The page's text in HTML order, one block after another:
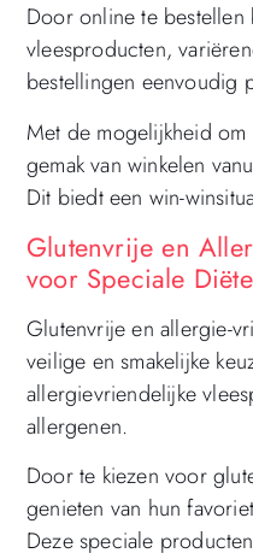
Door online te
vleesproducten,
bestellingen eenvoudig
Met de mogelijkheid
gemak van winkelen
Dit biedt een win-
Glutenvrije en
voor Speciale
Glutenvrije en allergie-
veilige en smakelijke
allergievriendelijke
allergenen.
Door te kiezen voor
genieten van hun
Deze speciale